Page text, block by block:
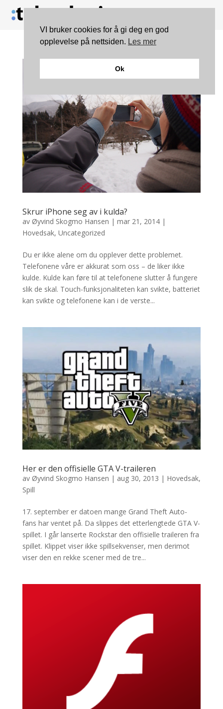
Skrur iPhone seg av i kulda?
av Øyvind Skogmo Hansen | mar 21, 2014|
Hovedsak, Uncategorized
Du er ikke alene om du opplever dette problemet.
Telefonene våre er akkurat som oss – de liker ikke
kulde. Kulde kan føre til at telefonene slutter å fungere
slik de skal. Touch-funksjonaliteten kan svikte, batteriet
kan svikte og telefonene kan i de verste...
Her er den offisielle GTA V-traileren
av Øyvind Skogmo Hansen | aug 30, 2013 | Hovedsak,
Spill
17. september er datoen mange Grand Theft Auto-
fans har ventet på. Da slippes det etterlengtede GTA V-
spillet. I går lanserte Rockstar den offisielle traileren fra
spillet. Klippet viser ikke spillsekvenser, men derimot
viser den en rekke scener med de tre...
VI bruker cookies for å gi deg en god
opplevelse på nettsiden. Les mer
Ok